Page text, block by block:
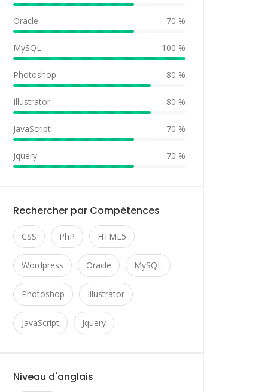
Oracle 70 %
MySQL 100 %
Photoshop 80 %
Illustrator 80 %
JavaScript 70 %
Jquery 70 %
Rechercher par Compétences
CSS PhP HTML5
Wordpress Oracle MySQL
Photoshop Illustrator
JavaScript Jquery
Niveau d'anglais